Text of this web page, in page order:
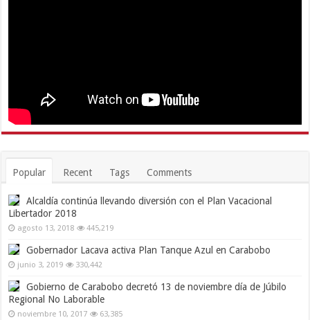
Popular Recent Tags Comments
Alcaldía continúa llevando diversión con el Plan Vacacional
Libertador 2018
agosto 13, 2018 445,219
Gobernador Lacava activa Plan Tanque Azul en Carabobo
junio 3, 2019 330,442
Gobierno de Carabobo decretó 13 de noviembre día de Júbilo
Regional No Laborable
noviembre 10, 2017 63,385